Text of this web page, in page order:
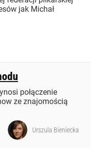
jak Michał
połączenie
ze znajomością
Urszula Bieniecka